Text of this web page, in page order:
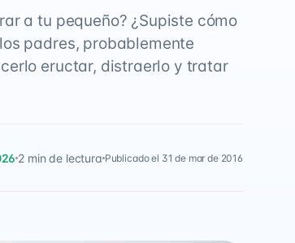
a tu pequeño? ¿Supiste cómo
padres, probablemente
eructar, distraerlo y tratar
2 min de lectura Publicado el 31 de mar de 2016